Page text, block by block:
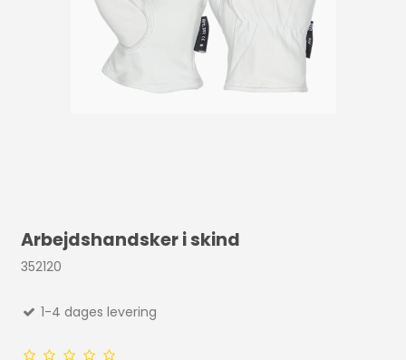
Arbejdshandsker i skind
352120
1-4 dages levering